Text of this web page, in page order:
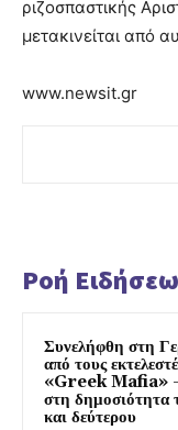
ριζοσπαστικής
μετακινείται από
www.newsit.gr
Ροή
Συνελήφθη στη
από τους
«Greek Mafia»
στη δημοσιότητα
και δεύτερου